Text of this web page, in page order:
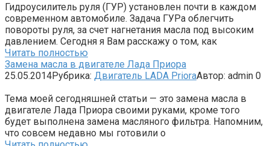
Гидроусилитель руля (ГУР) установлен почти в каждом
современном автомобиле. Задача ГУРа облегчить
повороты руля, за счет нагнетания масла под высоким
давлением. Сегодня я Вам расскажу о том, как
Читать полностью
Замена масла в двигателе Лада Приора
25.05.2014Рубрика: Двигатель LADA PrioraАвтор: admin 0
Тема моей сегодняшней статьи — это замена масла в
двигателе Лада Приора своими руками, кроме того
будет выполнена замена масляного фильтра. Напомним,
что совсем недавно мы готовили о